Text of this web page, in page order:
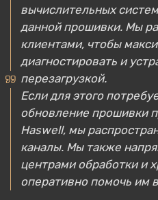
вычислительных
данной прошивки. Мы
клиентами, чтобы
диагностировать и
перезагрузкой.
Если для этого
обновление прошивки
Haswell, мы
каналы. Мы также
центрами обработки и
оперативно помочь им